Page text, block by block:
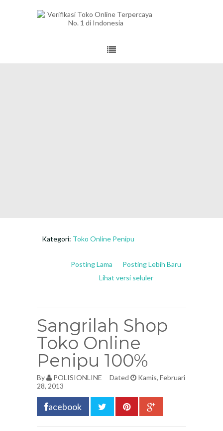
Kategori: Toko Online Penipu
Posting Lebih Baru
Posting Lama
Lihat versi seluler
Sangrilah Shop
Toko Online
Penipu 100%
By POLISIONLINE Dated
Kamis, Februari
28, 2013
acebook